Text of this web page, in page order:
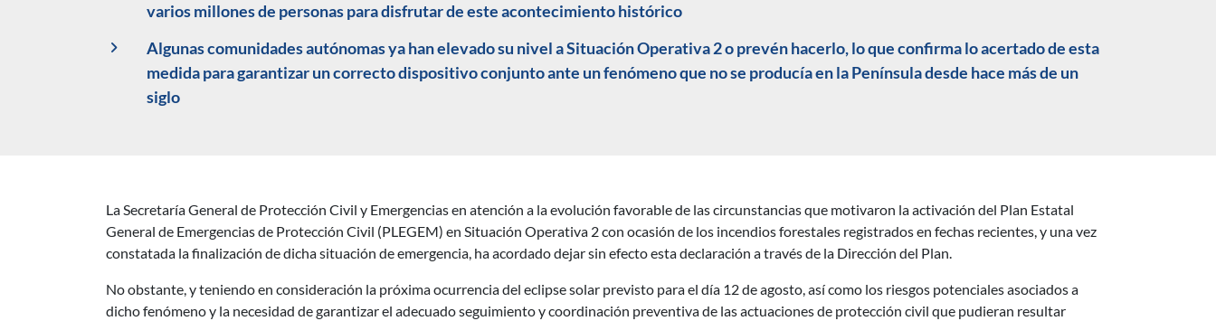
varios millones de personas para disfrutar de este acontecimiento histórico
Algunas comunidades autónomas ya han elevado su nivel a Situación Operativa 2 o prevén hacerlo, lo que confirma lo acertado de esta
medida para garantizar un correcto dispositivo conjunto ante un fenómeno que no se producía en la Península desde hace más de un
siglo
Descripción noticia
La Secretaría General de Protección Civil y Emergencias en atención a la evolución favorable de las circunstancias que motivaron la activación del Plan Estatal
General de Emergencias de Protección Civil (PLEGEM) en Situación Operativa 2 con ocasión de los incendios forestales registrados en fechas recientes, y una vez
constatada la finalización de dicha situación de emergencia, ha acordado dejar sin efecto esta declaración a través de la Dirección del Plan.
No obstante, y teniendo en consideración la próxima ocurrencia del eclipse solar previsto para el día 12 de agosto, así como los riesgos potenciales asociados a
dicho fenómeno y la necesidad de garantizar el adecuado seguimiento y coordinación preventiva de las actuaciones de protección civil que pudieran resultar